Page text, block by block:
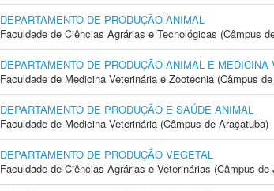
DEPARTAMENTO DE PRODUÇÃO ANIMAL
Faculdade de Ciências Agrárias e Tecnológicas (Câmpus
DEPARTAMENTO DE PRODUÇÃO ANIMAL E
Faculdade de Medicina Veterinária e Zootecnia (Câmpus
DEPARTAMENTO DE PRODUÇÃO E SAÚDE ANIMAL
Faculdade de Medicina Veterinária (Câmpus de Araçatuba)
DEPARTAMENTO DE PRODUÇÃO VEGETAL
Faculdade de Ciências Agrárias e Veterinárias (Câmpus de